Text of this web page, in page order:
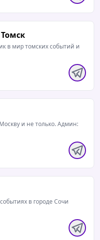
в мир томских событий и
и не только. Админ:
в городе Сочи